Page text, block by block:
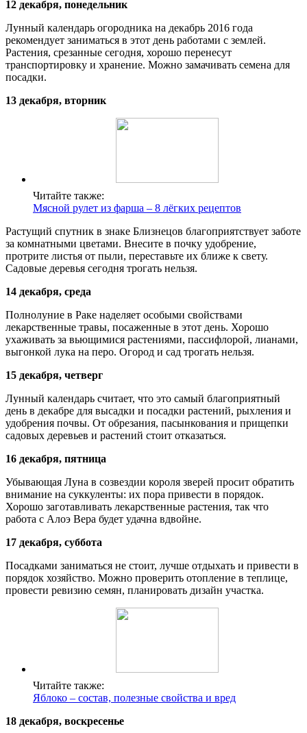
12 декабря, понедельник
Лунный календарь огородника на декабрь 2016 года
рекомендует заниматься в этот день работами с землей.
Растения, срезанные сегодня, хорошо перенесут
транспортировку и хранение. Можно замачивать семена для
посадки.
13 декабря, вторник
Читайте также:
Мясной рулет из фарша – 8 лёгких рецептов
Растущий спутник в знаке Близнецов благоприятствует заботе
за комнатными цветами. Внесите в почку удобрение,
протрите листья от пыли, переставьте их ближе к свету.
Садовые деревья сегодня трогать нельзя.
14 декабря, среда
Полнолуние в Раке наделяет особыми свойствами
лекарственные травы, посаженные в этот день. Хорошо
ухаживать за вьющимися растениями, пассифлорой, лианами,
выгонкой лука на перо. Огород и сад трогать нельзя.
15 декабря, четверг
Лунный календарь считает, что это самый благоприятный
день в декабре для высадки и посадки растений, рыхления и
удобрения почвы. От обрезания, пасынкования и прищепки
садовых деревьев и растений стоит отказаться.
16 декабря, пятница
Убывающая Луна в созвездии короля зверей просит обратить
внимание на суккуленты: их пора привести в порядок.
Хорошо заготавливать лекарственные растения, так что
работа с Алоэ Вера будет удачна вдвойне.
17 декабря, суббота
Посадками заниматься не стоит, лучше отдыхать и привести в
порядок хозяйство. Можно проверить отопление в теплице,
провести ревизию семян, планировать дизайн участка.
Читайте также:
Яблоко – состав, полезные свойства и вред
18 декабря, воскресенье